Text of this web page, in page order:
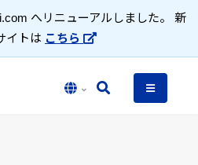
へリニューアルしました。 新
イトは こちら